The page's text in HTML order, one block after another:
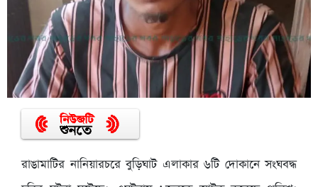
রাঙামাটির নানিয়ারচরে বুড়িঘাট এলাকার ৬টি দোকানে সংঘবদ্ধ